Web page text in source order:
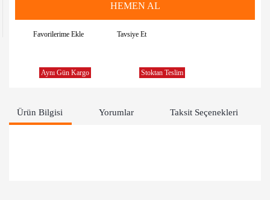
HEMEN AL
Tavsiye Et
Aynı Gün Kargo Stoktan Teslim
Ürün Bilgisi Yorumlar Taksit Seçenekleri